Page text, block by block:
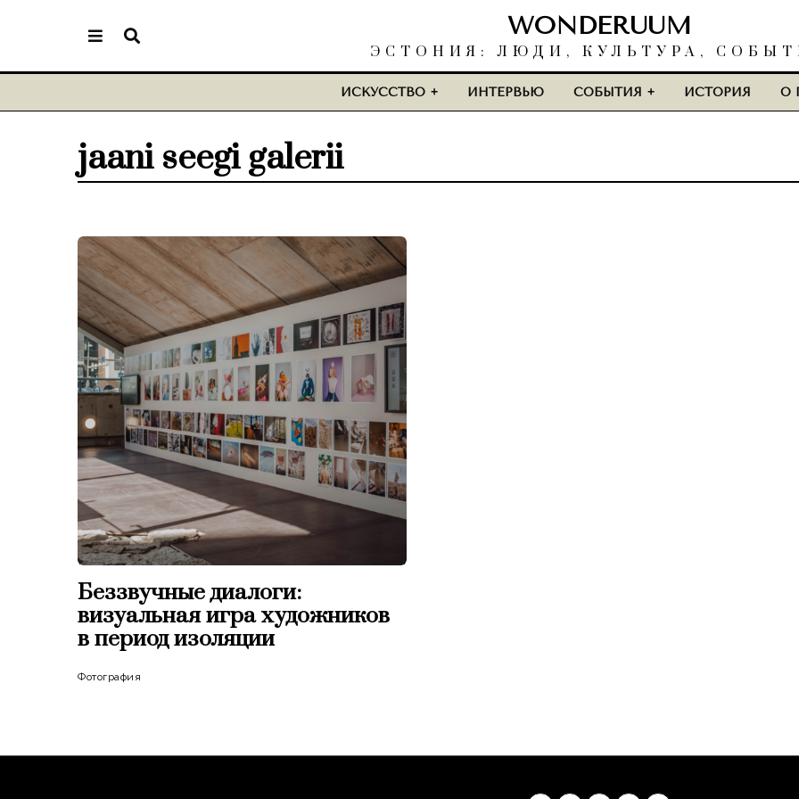
WONDERUUM
ЭСТОНИЯ: ЛЮДИ, КУЛЬТУРА,
ИСКУССТВО ИНТЕРВЬЮ СОБЫТИЯ ИСТОРИЯ О
jaani seegi galerii
Беззвучные диалоги:
визуальная игра художников
в период изоляции
Фотография